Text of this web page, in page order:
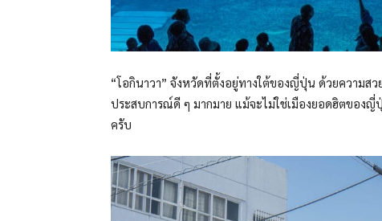
“โอกินาวา” จังหวัดที่ตั้งอยู่ทางใต้ของญี่ปุ่น ด้วยความส
ประสบการณ์ดี ๆ มากมาย แม้จะไม่ใช่เมืองยอดฮิตของ
ครับ